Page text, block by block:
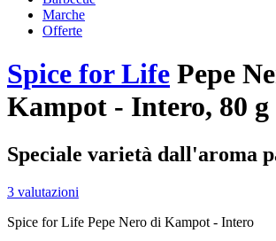
Marche
Offerte
Spice for Life Pepe
Kampot - Intero, 80 g
Speciale varietà dall'aroma
3 valutazioni
Spice for Life Pepe Nero di Kampot - Intero